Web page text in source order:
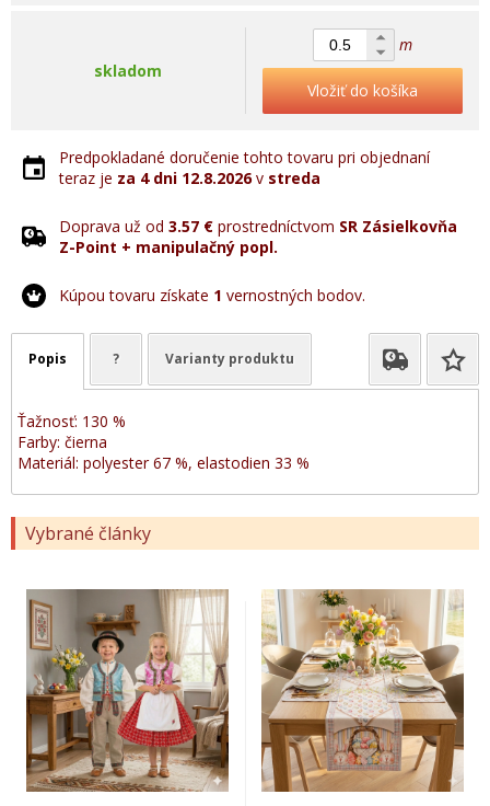
skladom
m
Vložiť do košíka
Predpokladané doručenie tohto tovaru pri objednaní
teraz je za 4 dni 12.8.2026v streda
Doprava už od 3.57 € prostredníctvom SR Zásielkovňa
Z-Point + manipulačný popl.
Kúpou tovaru získate 1 vernostných bodov.
Popis ? Varianty produktu
Ťažnosť: 130 %
Farby: čierna
Materiál: polyester 67 %, elastodien 33 %
Vybrané články